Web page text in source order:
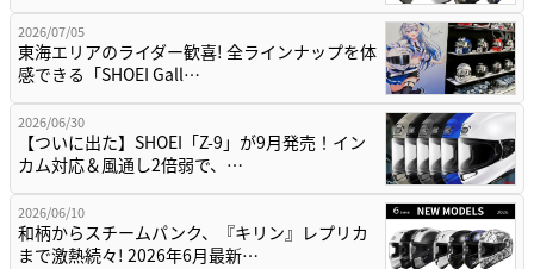
2026/07/05
東海エリアのライダー歓喜! 全ラインナップを体
感できる「SHOEI Gall…
2026/06/30
【ついに出た】SHOEI「Z-9」が9月発売！イン
カム対応＆風通し2倍弱で、…
2026/06/10
和柄からスチームパンク、『キリン』レプリカ
まで激熱続々! 2026年6月最新…